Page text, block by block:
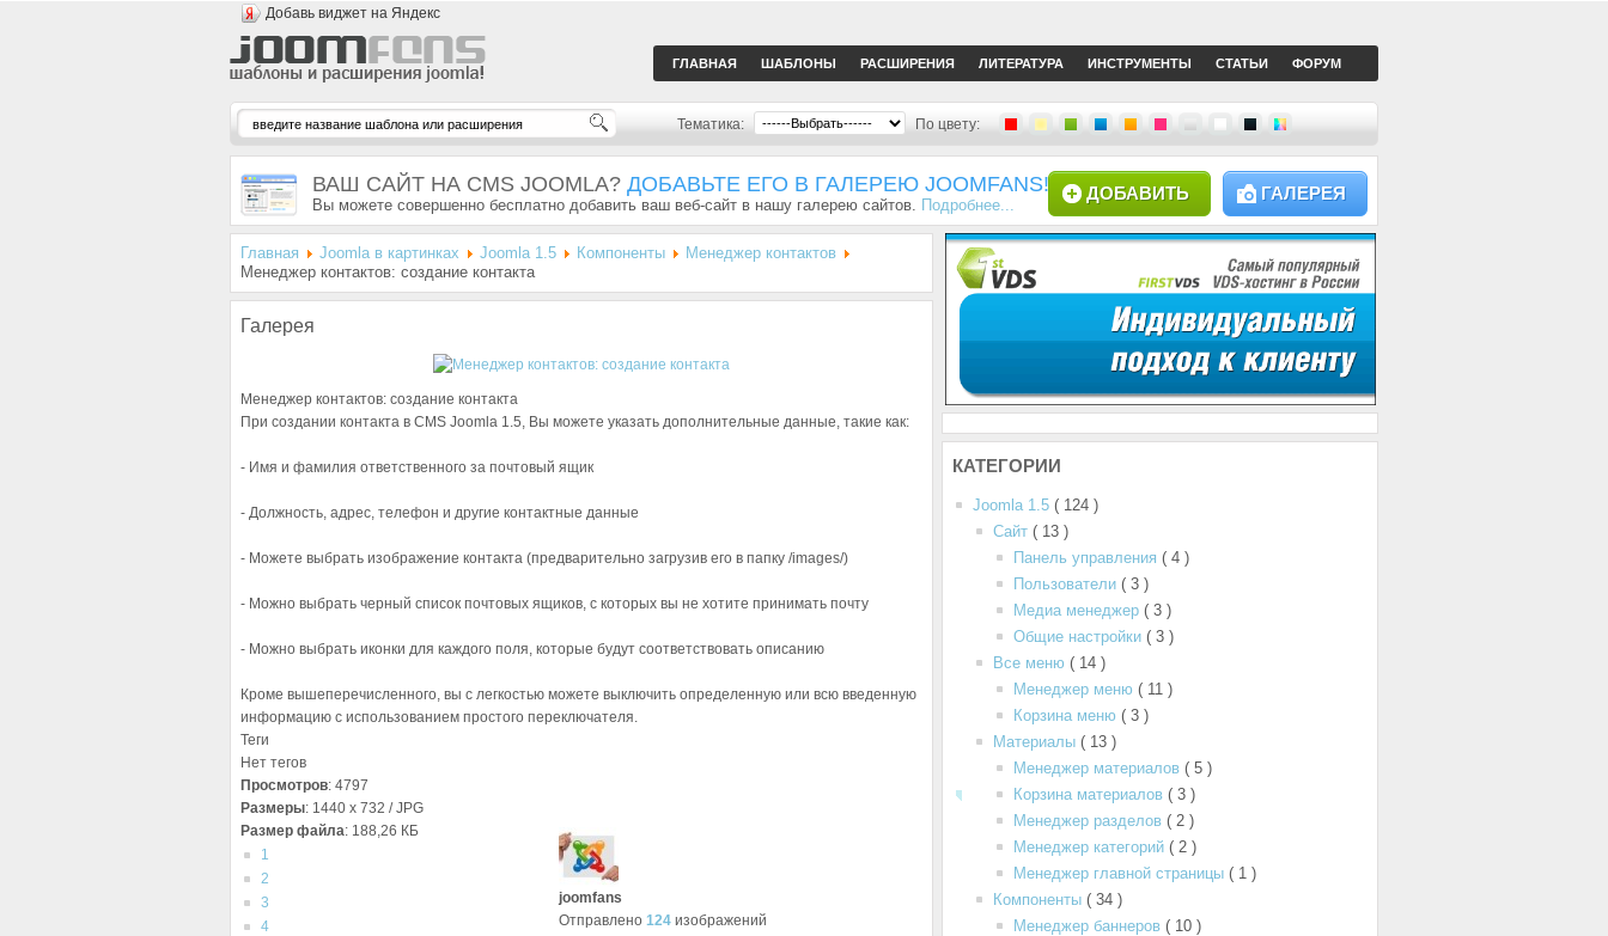
Добавь виджет на Яндекс
ГЛАВНАЯ ШАБЛОНЫ РАСШИРЕНИЯ ЛИТЕРАТУРА ИНСТРУМЕНТЫ СТАТЬИ ФОРУМ
Тематика: По цвету:
ВАШ САЙТ НА CMS JOOMLA? ДОБАВЬТЕ ЕГО В ГАЛЕРЕЮ JOOMFANS!
Вы можете совершенно бесплатно добавить ваш веб-сайт в нашу галерею сайтов. Подробнее...
ГАЛЕРЕЯ
ДОБАВИТЬ
Главная Joomla в картинках Joomla 1.5 Компоненты
Менеджер контактов
Менеджер контактов: создание контакта
Галерея
Менеджер контактов: создание контакта
При создании контакта в CMS Joomla 1.5, Вы можете указать дополнительные данные, такие как:
- Имя и фамилия ответственного за почтовый ящик
- Должность, адрес, телефон и другие контактные данные
- Можете выбрать изображение контакта (предварительно загрузив его в папку /images/)
- Можно выбрать черный список почтовых ящиков, с которых вы не хотите принимать почту
- Можно выбрать иконки для каждого поля, которые будут соответствовать описанию
Кроме вышеперечисленного, вы с легкостью можете выключить определенную или всю введенную
информацию с использованием простого переключателя.
Теги
Нет тегов
Просмотров: 4797
Размеры: 1440 x 732 / JPG
Размер файла: 188,26 КБ
1
2
3
4
joomfans
Отправлено 124 изображений
КАТЕГОРИИ
Joomla 1.5 ( 124 )
Сайт ( 13 )
Панель управления ( 4 )
Пользователи ( 3 )
Медиа менеджер ( 3 )
Общие настройки ( 3 )
Все меню ( 14 )
Менеджер меню ( 11 )
Корзина меню ( 3 )
Материалы ( 13 )
Менеджер материалов ( 5 )
Корзина материалов ( 3 )
Менеджер разделов ( 2 )
Менеджер категорий ( 2 )
Менеджер главной страницы ( 1 )
Компоненты ( 34 )
Менеджер баннеров ( 10 )